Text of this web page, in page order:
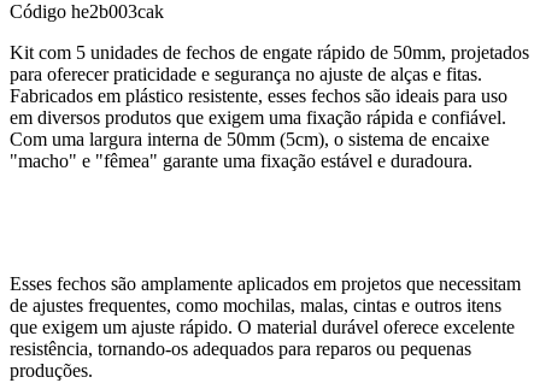
Código he2b003cak
Kit com 5 unidades de fechos de engate rápido de 50mm, projetados
para oferecer praticidade e segurança no ajuste de alças e fitas.
Fabricados em plástico resistente, esses fechos são ideais para uso
em diversos produtos que exigem uma fixação rápida e confiável.
Com uma largura interna de 50mm (5cm), o sistema de encaixe
"macho" e "fêmea" garante uma fixação estável e duradoura.
Esses fechos são amplamente aplicados em projetos que necessitam
de ajustes frequentes, como mochilas, malas, cintas e outros itens
que exigem um ajuste rápido. O material durável oferece excelente
resistência, tornando-os adequados para reparos ou pequenas
produções.